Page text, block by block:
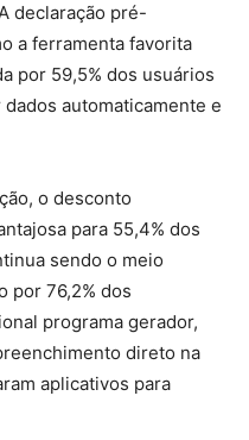
declaração pré-
a ferramenta favorita
por 59,5% dos usuários
automaticamente e
o desconto
para 55,4% dos
sendo o meio
por 76,2% dos
programa gerador,
direto na
aplicativos para